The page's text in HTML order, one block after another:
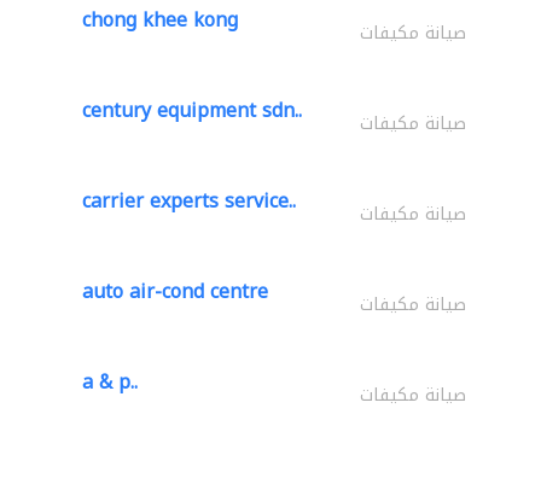
chong khee kong صيانة مكيفات
century equipment sdn.. صيانة مكيفات
carrier experts service.. صيانة مكيفات
auto air-cond centre صيانة مكيفات
a & p.. صيانة مكيفات